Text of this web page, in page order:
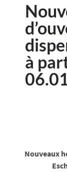
à
Nouveaux